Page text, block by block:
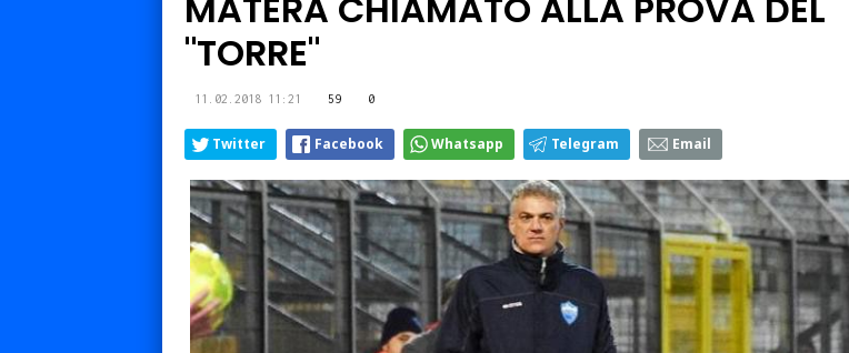
"TORRE"
11.02.2018 11:21 59 0
Twitter Facebook Whatsapp Telegram Email